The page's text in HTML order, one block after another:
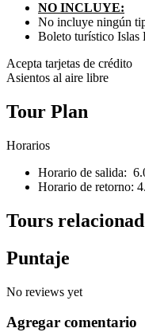
NO INCLUYE:
No incluye ningún
Boleto turístico Islas
Acepta tarjetas de crédito
Asientos al aire libre
Tour Plan
Horarios
Horario de salida:
Horario de retorno:
Tours
Puntaje
No reviews yet
Agregar comentario